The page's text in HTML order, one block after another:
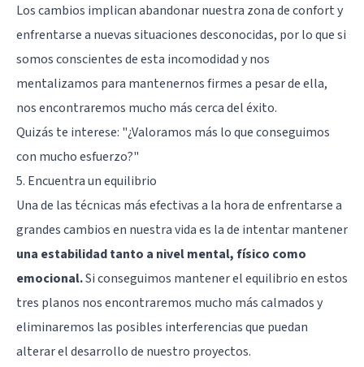
Los cambios implican abandonar nuestra zona de confort y
enfrentarse a nuevas situaciones desconocidas, por lo que si
somos conscientes de esta incomodidad y nos
mentalizamos para mantenernos firmes a pesar de ella,
nos encontraremos mucho más cerca del éxito.
Quizás te interese: "¿Valoramos más lo que conseguimos
con mucho esfuerzo?"
5. Encuentra un equilibrio
Una de las técnicas más efectivas a la hora de enfrentarse a
grandes cambios en nuestra vida es la de intentar mantener
una estabilidad tanto a nivel mental, físico como
emocional.Si conseguimos mantener el equilibrio en estos
tres planos nos encontraremos mucho más calmados y
eliminaremos las posibles interferencias que puedan
alterar el desarrollo de nuestro proyectos.